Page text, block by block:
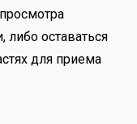
оставаться
для приема